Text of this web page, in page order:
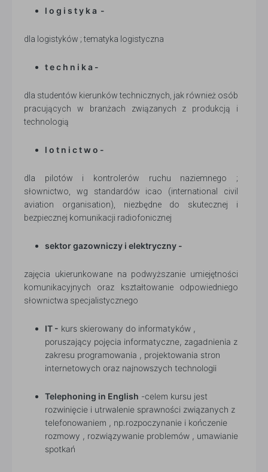
l o g i s t y k a -
dla logistyków ; tematyka logistyczna
t e c h n i k a -
dla studentów kierunków technicznych, jak również osób
pracujących w branżach związanych z produkcją i
technologią
l o t n i c t w o -
dla pilotów i kontrolerów ruchu naziemnego ;
słownictwo, wg standardów icao (international civil
aviation organisation), niezbędne do skutecznej i
bezpiecznej komunikacji radiofonicznej
sektor gazowniczy i elektryczny -
zajęcia ukierunkowane na podwyższanie umiejętności
komunikacyjnych oraz kształtowanie odpowiedniego
słownictwa specjalistycznego
IT - kurs skierowany do informatyków ,
poruszający pojęcia informatyczne, zagadnienia z
zakresu programowania , projektowania stron
internetowych oraz najnowszych technologii
Telephoning in English -celem kursu jest
rozwinięcie i utrwalenie sprawności związanych z
telefonowaniem , np.rozpoczynanie i kończenie
rozmowy , rozwiązywanie problemów , umawianie
spotkań